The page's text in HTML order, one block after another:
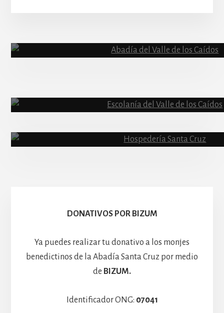
Content
Hospedería
DONATIVOS POR BIZUM
Ya puedes realizar tu donativo a los monjes
benedictinos de la Abadía Santa Cruz por medio
de BIZUM.
Identificador ONG: 07041